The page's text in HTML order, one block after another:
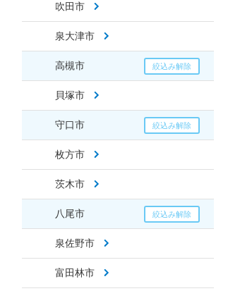
吹田市
泉大津市
高槻市
貝塚市
守口市
枚方市
茨木市
八尾市
泉佐野市
富田林市